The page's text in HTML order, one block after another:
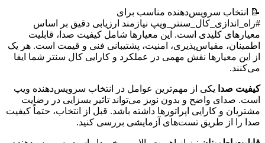
📝 انتخاب سرویس‌دهنده مناسب برای
#راه_اندازی_کال_سنتر_ویپ نیازمند ارزیابی دقیق بر اساس
معیارهای کلیدی است. این معیارها شامل کیفیت صدا، قابلیت
اطمینان، مقیاس‌پذیری، امنیت، پشتیبانی فنی و قیمت است. هر یک
از این معیارها نقش مهمی در عملکرد و کارایی کال سنتر شما ایفا
می‌کنند.
کیفیت صدا یکی از مهم‌ترین عوامل در انتخاب سرویس‌دهنده ویپ
است. صدای واضح و بدون نویز می‌تواند تاثیر بسزایی در رضایت
مشتریان و کارایی اپراتورها داشته باشد. قبل از انتخاب، حتماً کیفیت
صدا را از طریق تست‌های آزمایشی بررسی کنید.